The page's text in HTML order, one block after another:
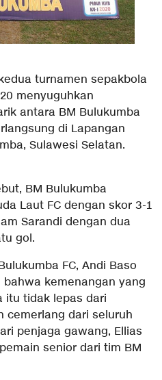
turnamen sepakbola
menyuguhkan
antara BM Bulukumba
di Lapangan
Sulawesi Selatan.
BM Bulukumba
Laut FC dengan skor 3-1
Sarandi dengan dua
gol.
FC, Andi Baso
kemenangan yang
itu tidak lepas dari
cemerlang dari seluruh
penjaga gawang, Ellias
senior dari tim BM